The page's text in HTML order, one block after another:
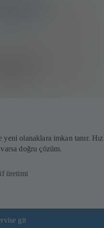
olanaklara imkan tanır.
doğru çözüm.
üretimi
git